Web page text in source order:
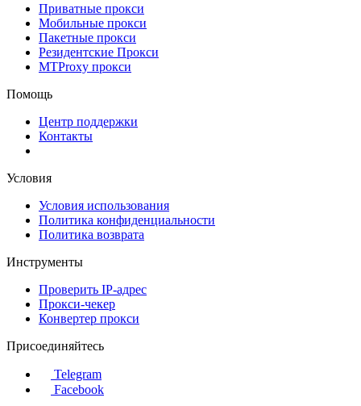
Приватные прокси
Мобильные прокси
Пакетные прокси
Резидентские Прокси
MTProxy прокси
Помощь
Центр поддержки
Контакты
Условия
Условия использования
Политика конфиденциальности
Политика возврата
Инструменты
Проверить IP-адрес
Прокси-чекер
Конвертер прокси
Присоединяйтесь
Telegram
Facebook